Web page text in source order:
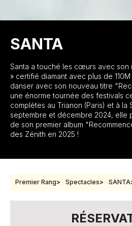
SANTA
Santa a touché les cœurs avec son
» certifié diamant avec plus de
danser avec son nouveau titre
une énorme tournée des festivals
complètes au Trianon (Paris) et à la
septembre et décembre 2024, elle
de son premier album
des Zénith en 2025 !
Premier Rang Spectacles SANTA